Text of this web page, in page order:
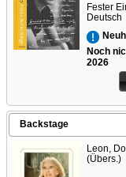
Fester
Deutsch
Noch
2026
Backstage
Leon,
(Übers.)